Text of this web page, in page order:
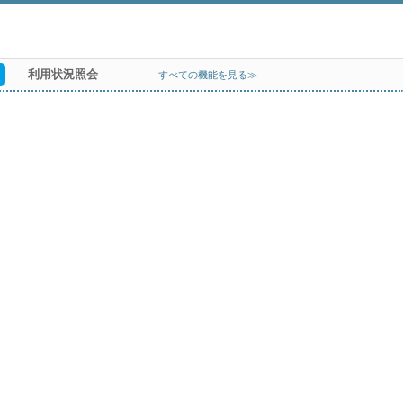
利用状況照会 すべての機能を見る≫